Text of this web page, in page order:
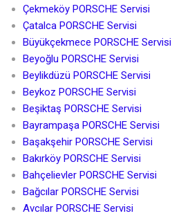
Çekmeköy PORSCHE Servisi
Çatalca PORSCHE Servisi
Büyükçekmece PORSCHE Servisi
Beyoğlu PORSCHE Servisi
Beylikdüzü PORSCHE Servisi
Beykoz PORSCHE Servisi
Beşiktaş PORSCHE Servisi
Bayrampaşa PORSCHE Servisi
Başakşehir PORSCHE Servisi
Bakırköy PORSCHE Servisi
Bahçelievler PORSCHE Servisi
Bağcılar PORSCHE Servisi
Avcılar PORSCHE Servisi